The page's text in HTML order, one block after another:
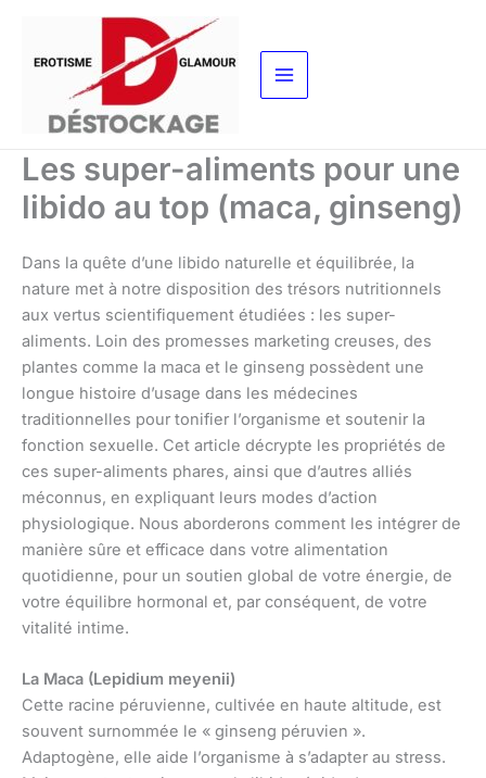
contenu
Les super-aliments pour une
libido au top (maca, ginseng)
Dans la quête d’une libido naturelle et équilibrée, la
nature met à notre disposition des trésors nutritionnels
aux vertus scientifiquement étudiées : les super-
aliments. Loin des promesses marketing creuses, des
plantes comme la maca et le ginseng possèdent une
longue histoire d’usage dans les médecines
traditionnelles pour tonifier l’organisme et soutenir la
fonction sexuelle. Cet article décrypte les propriétés de
ces super-aliments phares, ainsi que d’autres alliés
méconnus, en expliquant leurs modes d’action
physiologique. Nous aborderons comment les intégrer de
manière sûre et efficace dans votre alimentation
quotidienne, pour un soutien global de votre énergie, de
votre équilibre hormonal et, par conséquent, de votre
vitalité intime.
La Maca (Lepidium meyenii)
Cette racine péruvienne, cultivée en haute altitude, est
souvent surnommée le « ginseng péruvien ».
Adaptogène, elle aide l’organisme à s’adapter au stress.